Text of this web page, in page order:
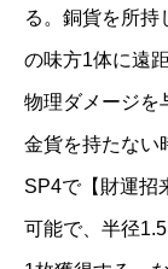
る。銅貨を所持
の味方1体に遠
物理ダメージを
金貨を持たない
SP4で【財運招
可能で、半径